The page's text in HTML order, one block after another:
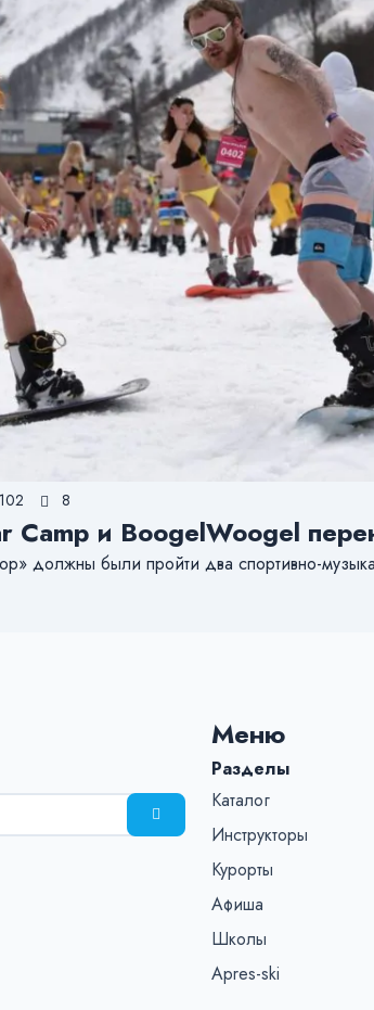
102 8
Camp и BoogelWoogel
должны были пройти два спортивно-
Меню
Разделы
Каталог
Инструкторы
Курорты
Афиша
Школы
Apres-ski